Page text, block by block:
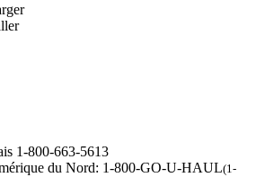
1-800-663-5613
du Nord: 1-800-GO-U-HAUL(1-